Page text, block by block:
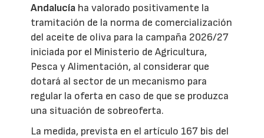
Andalucía ha valorado positivamente la
tramitación de la norma de comercialización
del aceite de oliva para la campaña 2026/27
iniciada por el Ministerio de Agricultura,
Pesca y Alimentación, al considerar que
dotará al sector de un mecanismo para
regular la oferta en caso de que se produzca
una situación de sobreoferta.
La medida, prevista en el artículo 167 bis del